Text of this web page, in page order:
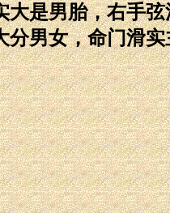
大是男胎，右手弦
分男女，命门滑